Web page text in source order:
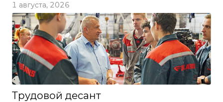
1 августа, 2026
Трудовой десант